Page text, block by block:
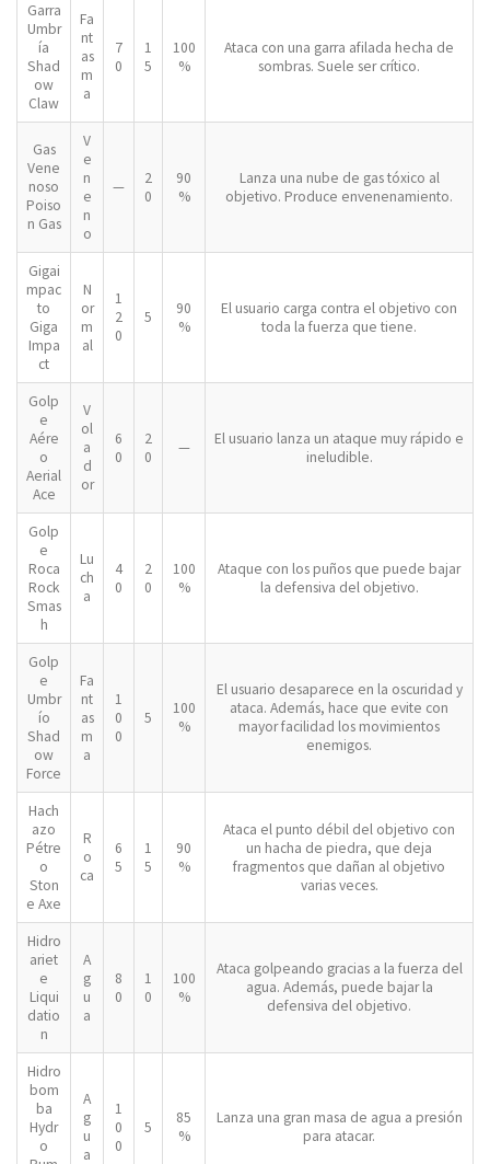
Garra
Umbr
ía
Shad
ow
Claw
Fa
nt
as
m
a
7
0
1
5
100
%
Ataca con una garra afilada hecha de
sombras. Suele ser crítico.
Gas
Vene
noso
Poiso
n Gas
V
e
n
e
n
o
—
2
0
90
%
Lanza una nube de gas tóxico al
objetivo. Produce envenenamiento.
Gigai
mpac
to
Giga
Impa
ct
N
or
m
al
1
2
0
5
90
%
El usuario carga contra el objetivo con
toda la fuerza que tiene.
Golp
e
Aére
o
Aerial
Ace
V
ol
a
d
or
6
0
2
0
—
El usuario lanza un ataque muy rápido e
ineludible.
Golp
e
Roca
Rock
Smas
h
Lu
ch
a
4
0
2
0
100
%
Ataque con los puños que puede bajar
la defensiva del objetivo.
Golp
e
Umbr
ío
Shad
ow
Force
Fa
nt
as
m
a
1
0
0
5
100
%
El usuario desaparece en la oscuridad y
ataca. Además, hace que evite con
mayor facilidad los movimientos
enemigos.
Hach
azo
Pétre
o
Ston
e Axe
R
o
ca
6
5
1
5
90
%
Ataca el punto débil del objetivo con
un hacha de piedra, que deja
fragmentos que dañan al objetivo
varias veces.
Hidro
ariet
e
Liqui
datio
n
A
g
u
a
8
0
1
0
100
%
Ataca golpeando gracias a la fuerza del
agua. Además, puede bajar la
defensiva del objetivo.
Hidro
bom
ba
Hydr
o
A
g
u
a
1
0
0
5
85
%
Lanza una gran masa de agua a presión
para atacar.